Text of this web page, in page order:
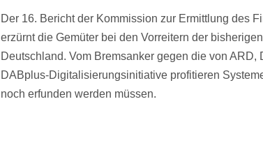
Der 16. Bericht der Kommission zur Ermittlung des
erzürnt die Gemüter bei den Vorreitern der
Deutschland. Vom Bremsanker gegen die von
DABplus-Digitalisierungsinitiative profitieren
noch erfunden werden müssen.